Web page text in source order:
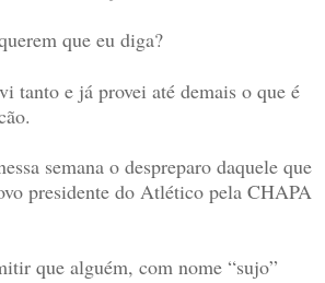
que eu diga?
tanto e já provei até demais o que é
semana o despreparo daquele que
presidente do Atlético pela CHAPA
que alguém, com nome “sujo”